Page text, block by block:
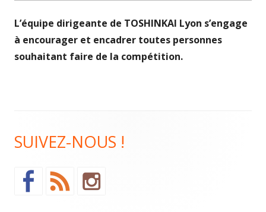
L’équipe dirigeante de TOSHINKAI Lyon s’engage
à encourager et encadrer toutes personnes
souhaitant faire de la compétition.
du
de
SUIVEZ-NOUS !